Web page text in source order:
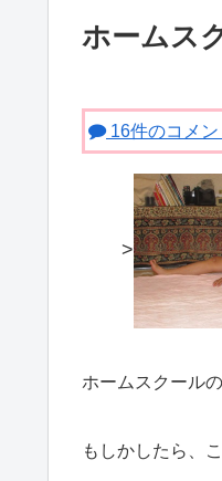
ホームス
16件のコメン
>
ホームスクール
もしかしたら、